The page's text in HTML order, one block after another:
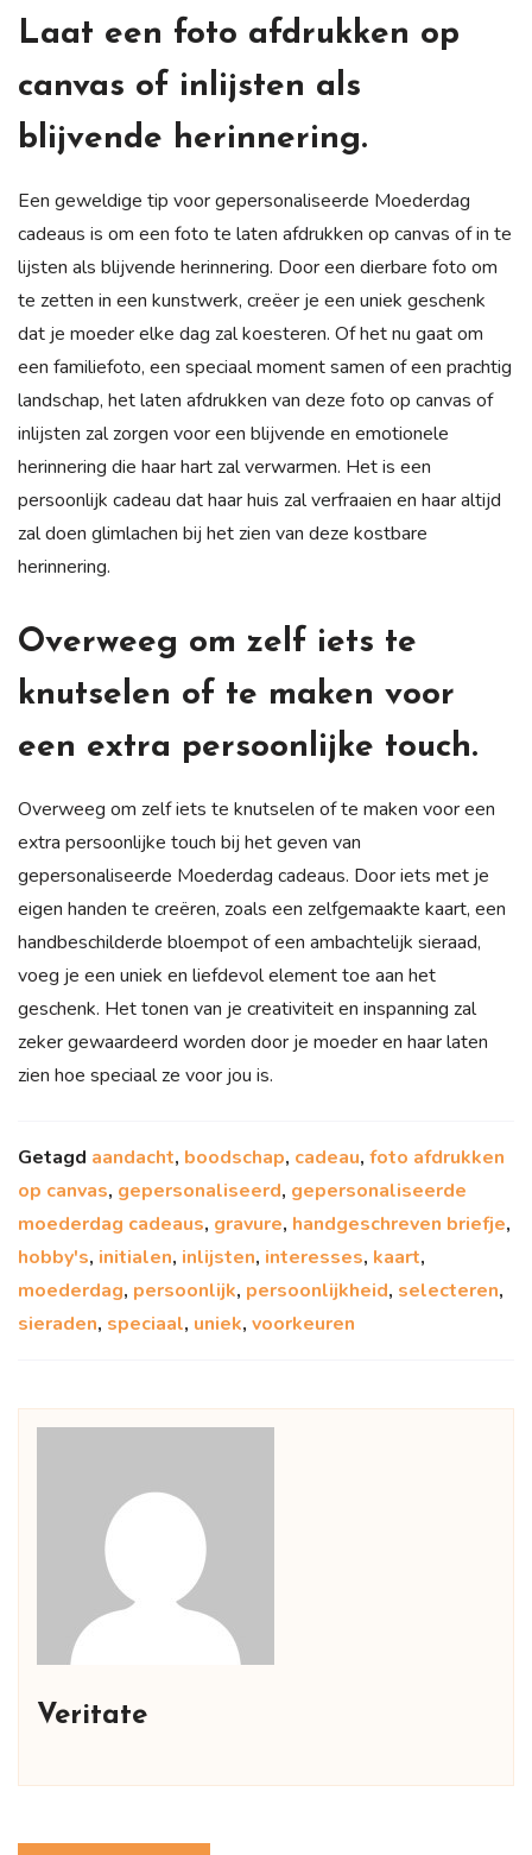
Laat een foto afdrukken op
canvas of inlijsten als
blijvende herinnering.
Een geweldige tip voor gepersonaliseerde Moederdag
cadeaus is om een foto te laten afdrukken op canvas of in te
lijsten als blijvende herinnering. Door een dierbare foto om
te zetten in een kunstwerk, creëer je een uniek geschenk
dat je moeder elke dag zal koesteren. Of het nu gaat om
een familiefoto, een speciaal moment samen of een prachtig
landschap, het laten afdrukken van deze foto op canvas of
inlijsten zal zorgen voor een blijvende en emotionele
herinnering die haar hart zal verwarmen. Het is een
persoonlijk cadeau dat haar huis zal verfraaien en haar altijd
zal doen glimlachen bij het zien van deze kostbare
herinnering.
Overweeg om zelf iets te
knutselen of te maken voor
een extra persoonlijke touch.
Overweeg om zelf iets te knutselen of te maken voor een
extra persoonlijke touch bij het geven van
gepersonaliseerde Moederdag cadeaus. Door iets met je
eigen handen te creëren, zoals een zelfgemaakte kaart, een
handbeschilderde bloempot of een ambachtelijk sieraad,
voeg je een uniek en liefdevol element toe aan het
geschenk. Het tonen van je creativiteit en inspanning zal
zeker gewaardeerd worden door je moeder en haar laten
zien hoe speciaal ze voor jou is.
Getagd aandacht, boodschap, cadeau, foto afdrukken
op canvas, gepersonaliseerd, gepersonaliseerde
moederdag cadeaus, gravure, handgeschreven briefje,
hobby's, initialen, inlijsten, interesses, kaart,
moederdag, persoonlijk, persoonlijkheid, selecteren,
sieraden, speciaal, uniek, voorkeuren
Veritate